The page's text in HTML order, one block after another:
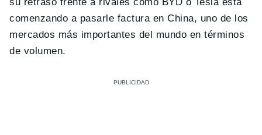
comenzando a pasarle factura en China, uno de los
mercados más importantes del mundo en términos
de volumen.